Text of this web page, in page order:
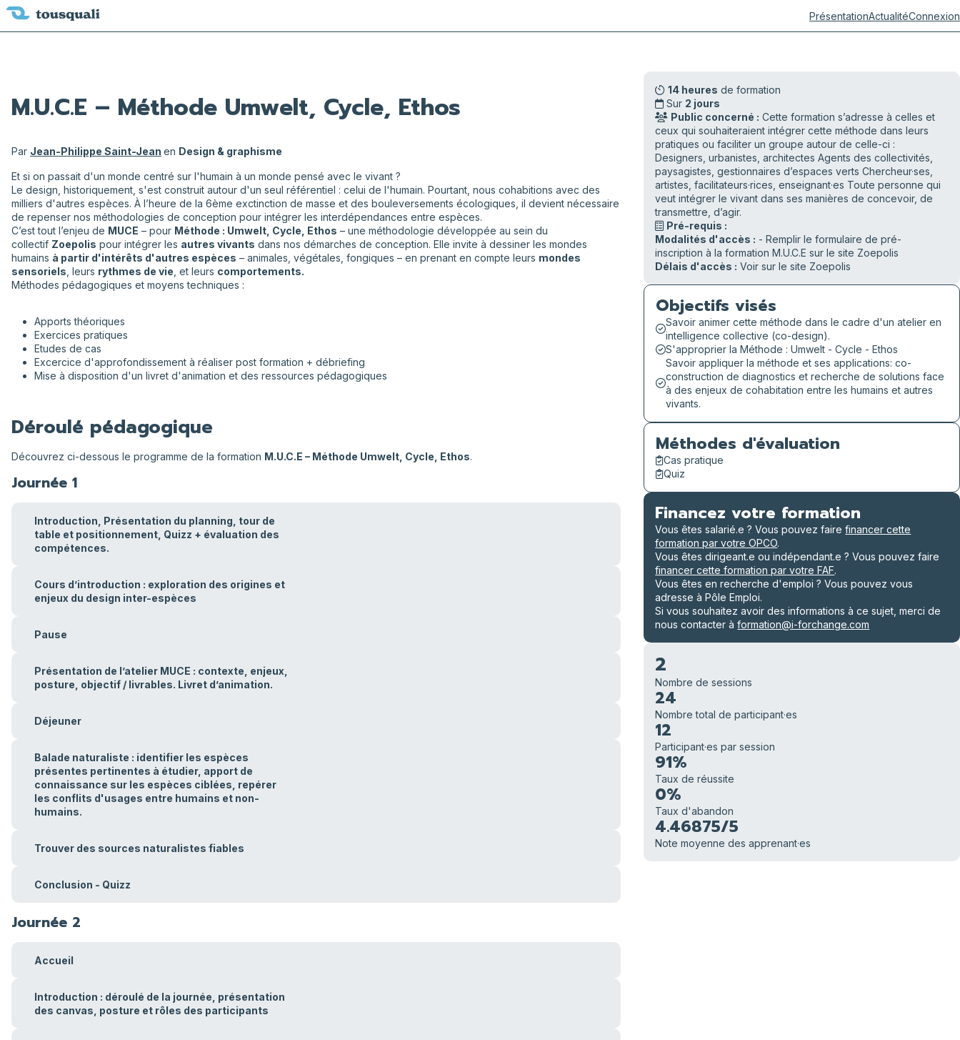
PrésentationActualitéConnexion
M.U.C.E – Méthode Umwelt, Cycle, Ethos
Par Jean-Philippe Saint-Jean en Design & graphisme
Et si on passait d'un monde centré sur l'humain à un monde pensé avec le vivant ?
Le design, historiquement, s'est construit autour d'un seul référentiel : celui de l'humain. Pourtant, nous cohabitions avec des
milliers d'autres espèces. À l’heure de la 6ème exctinction de masse et des bouleversements écologiques, il devient nécessaire
de repenser nos méthodologies de conception pour intégrer les interdépendances entre espèces.
C’est tout l’enjeu de MUCE – pour Méthode : Umwelt, Cycle, Ethos – une méthodologie développée au sein du
collectif Zoepolis pour intégrer les autres vivants dans nos démarches de conception. Elle invite à dessiner les mondes
humains à partir d'intérêts d'autres espèces – animales, végétales, fongiques – en prenant en compte leurs mondes
sensoriels , leurs rythmes de vie , et leurs comportements.
Méthodes pédagogiques et moyens techniques :
Apports théoriques
Exercices pratiques
Etudes de cas
Excercice d'approfondissement à réaliser post formation + débriefing
Mise à disposition d'un livret d'animation et des ressources pédagogiques
Déroulé pédagogique
Découvrez ci-dessous le programme de la formation M.U.C.E – Méthode Umwelt, Cycle, Ethos.
Journée 1
Introduction, Présentation du planning, tour de
table et positionnement, Quizz + évaluation des
compétences.
Cours d’introduction : exploration des origines et
enjeux du design inter-espèces
Pause
Présentation de l’atelier MUCE : contexte, enjeux,
posture, objectif / livrables. Livret d’animation.
Déjeuner
Balade naturaliste : identifier les espèces
présentes pertinentes à étudier, apport de
connaissance sur les espèces ciblées, repérer
les conflits d'usages entre humains et non-
humains.
Trouver des sources naturalistes fiables
Conclusion - Quizz
Journée 2
Accueil
Introduction : déroulé de la journée, présentation
des canvas, posture et rôles des participants
14 heures de formation
Sur 2 jours
Public concerné : Cette formation s’adresse à celles et
ceux qui souhaiteraient intégrer cette méthode dans leurs
pratiques ou faciliter un groupe autour de celle-ci :
Designers, urbanistes, architectes Agents des collectivités,
paysagistes, gestionnaires d’espaces verts Chercheur·ses,
artistes, facilitateurs·rices, enseignant·es Toute personne qui
veut intégrer le vivant dans ses manières de concevoir, de
transmettre, d’agir.
Pré-requis :
Modalités d'accès : - Remplir le formulaire de pré-
inscription à la formation M.U.C.E sur le site Zoepolis
Délais d'accès : Voir sur le site Zoepolis
Objectifs visés
Savoir animer cette méthode dans le cadre d'un atelier en
intelligence collective (co-design).
S'approprier la Méthode : Umwelt - Cycle - Ethos
Savoir appliquer la méthode et ses applications: co-
construction de diagnostics et recherche de solutions face
à des enjeux de cohabitation entre les humains et autres
vivants.
Méthodes d'évaluation
Cas pratique
Quiz
Financez votre formation
Vous êtes salarié.e ? Vous pouvez fairefinancer cette
formation par votre OPCO.
Vous êtes dirigeant.e ou indépendant.e ? Vous pouvez faire
financer cette formation par votre FAF.
Vous êtes en recherche d'emploi ? Vous pouvez vous
adresse à Pôle Emploi.
Si vous souhaitez avoir des informations à ce sujet, merci de
nous contacter àformation@i-forchange.com
2
Nombre de sessions
24
Nombre total de participant·es
12
Participant·es par session
91%
Taux de réussite
0%
Taux d'abandon
4.46875/5
Note moyenne des apprenant·es